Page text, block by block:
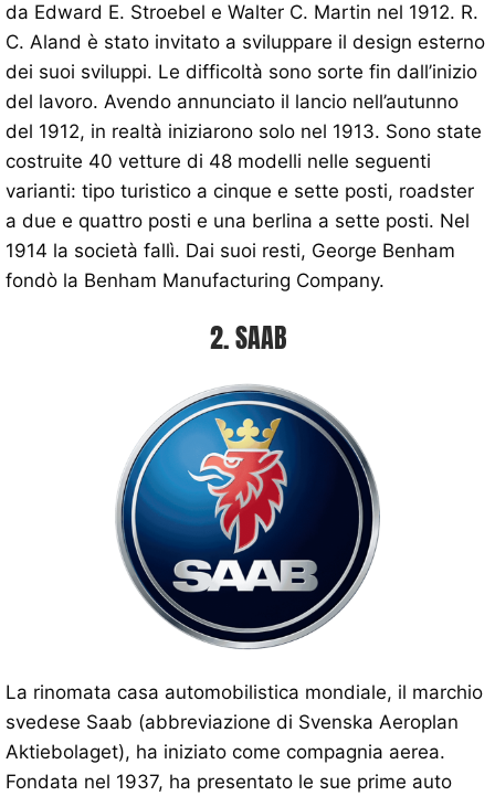
da Edward E. Stroebel e Walter C. Martin nel 1912. R.
C. Aland è stato invitato a sviluppare il design esterno
dei suoi sviluppi. Le difficoltà sono sorte fin dall’inizio
del lavoro. Avendo annunciato il lancio nell’autunno
del 1912, in realtà iniziarono solo nel 1913. Sono state
costruite 40 vetture di 48 modelli nelle seguenti
varianti: tipo turistico a cinque e sette posti, roadster
a due e quattro posti e una berlina a sette posti. Nel
1914 la società fallì. Dai suoi resti, George Benham
fondò la Benham Manufacturing Company.
2. SAAB
La rinomata casa automobilistica mondiale, il marchio
svedese Saab (abbreviazione di Svenska Aeroplan
Aktiebolaget), ha iniziato come compagnia aerea.
Fondata nel 1937, ha presentato le sue prime auto